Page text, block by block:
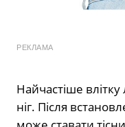
РЕКЛАМА
Найчастіше
ніг. Після